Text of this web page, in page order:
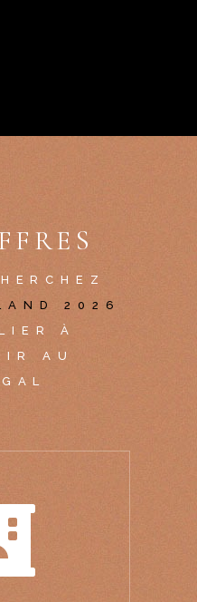
2026
À
AU